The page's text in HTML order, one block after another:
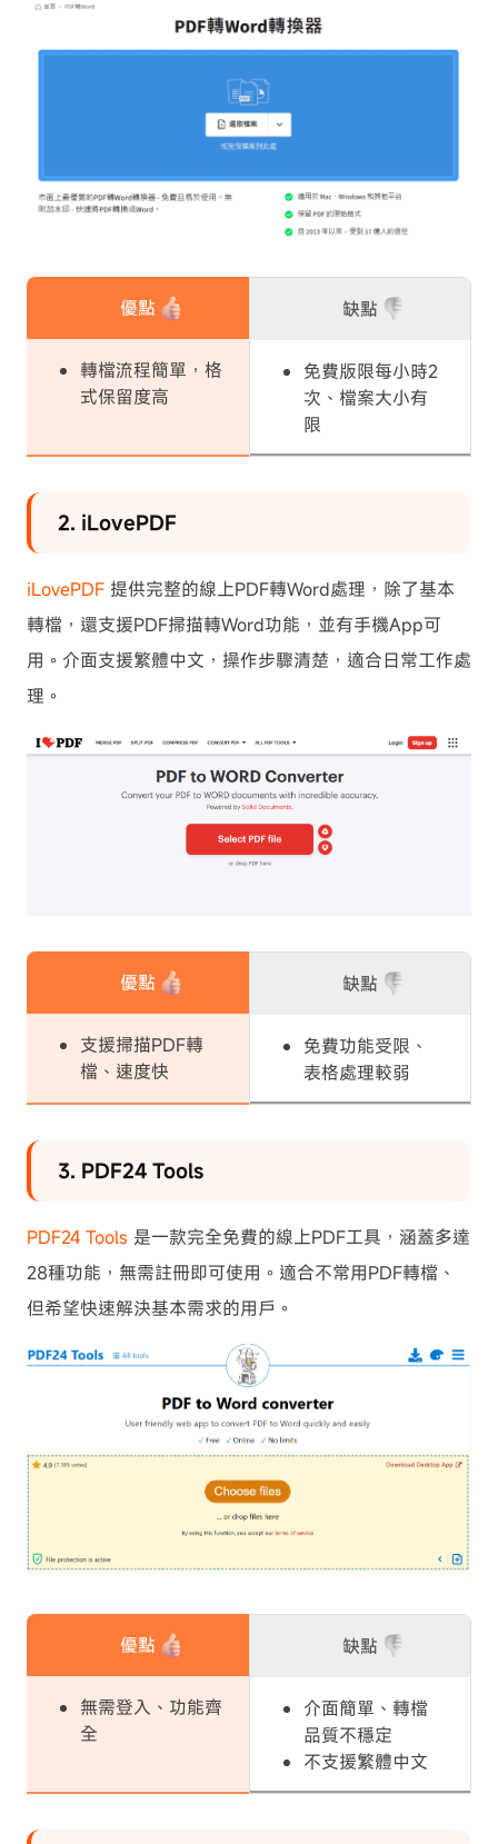
優點
轉檔流程簡單，格
式保留度高
缺點
免費版限每小時2
次、檔案大小有
限
2. iLovePDF
iLovePDF 提供完整的線上PDF轉Word處理，除了基本
轉檔，還支援PDF掃描轉Word功能，並有手機App可
用。介面支援繁體中文，操作步驟清楚，適合日常工作處
理。
優點
支援掃描PDF轉
檔、速度快
缺點
免費功能受限、
表格處理較弱
3. PDF24 Tools
PDF24 Tools 是一款完全免費的線上PDF工具，涵蓋多達
28種功能，無需註冊即可使用。適合不常用PDF轉檔、
但希望快速解決基本需求的用戶。
優點
無需登入、功能齊
全
缺點
介面簡單、轉檔
品質不穩定
不支援繁體中文